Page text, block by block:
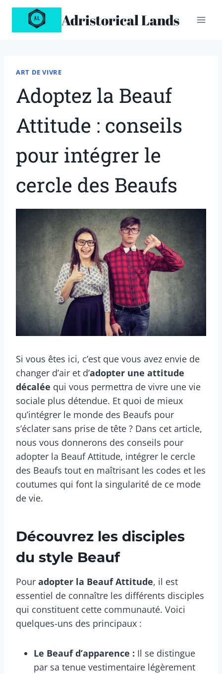
Aller
contenu
Adristorical Lands
ART DE VIVRE
Adoptez la Beauf
Attitude : conseils
pour intégrer le
cercle des Beaufs
Si vous êtes ici, c’est que vous avez envie de
changer d’air et d’adopter une attitude
décalée qui vous permettra de vivre une vie
sociale plus détendue. Et quoi de mieux
qu’intégrer le monde des Beaufs pour
s’éclater sans prise de tête ? Dans cet article,
nous vous donnerons des conseils pour
adopter la Beauf Attitude, intégrer le cercle
des Beaufs tout en maîtrisant les codes et les
coutumes qui font la singularité de ce mode
de vie.
Découvrez les disciples
du style Beauf
Pour adopter la Beauf Attitude, il est
essentiel de connaître les différents disciples
qui constituent cette communauté. Voici
quelques-uns des principaux :
Le Beauf d’apparence : Il se distingue
par sa tenue vestimentaire légèrement